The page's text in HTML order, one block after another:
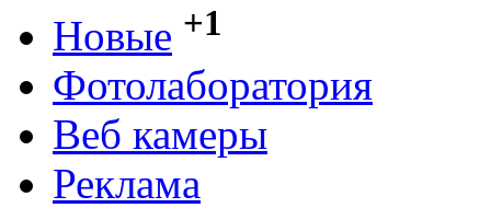
Новые +1
Фотолаборатория
Веб камеры
Реклама